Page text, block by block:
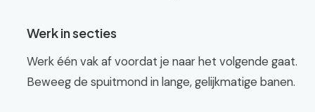
Werk in secties
Werk één vak af voordat je naar het volgende gaat.
Beweeg de spuitmond in lange, gelijkmatige banen.